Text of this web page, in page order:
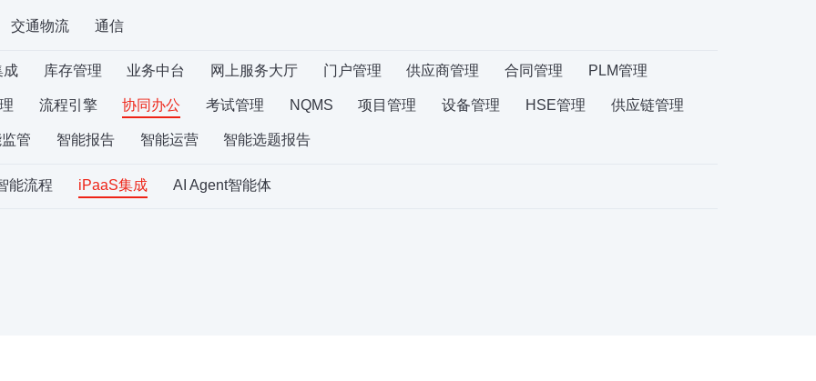
交通物流 通信
成 库存管理 业务中台 网上服务大厅 门户管理 供应商管理 合同管理 PLM管理
流程引擎 协同办公 考试管理 NQMS 项目管理 设备管理 HSE管理 供应链管理
管 智能报告 智能运营 智能选题报告
能流程 iPaaS集成 AI Agent智能体